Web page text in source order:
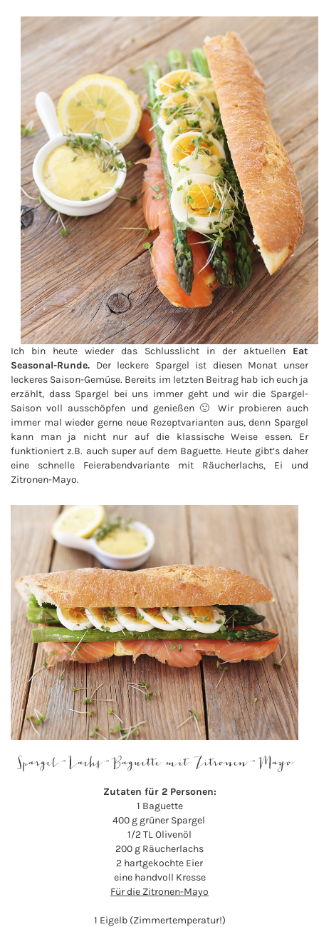
Ich bin heute wieder das Schlusslicht in der aktuellen Eat
Seasonal-Runde. Der leckere Spargel ist diesen Monat unser
leckeres Saison-Gemüse. Bereits im letzten Beitrag hab ich euch ja
erzählt, dass Spargel bei uns immer geht und wir die Spargel-
Saison voll ausschöpfen und genießen 🙂 Wir probieren auch
immer mal wieder gerne neue Rezeptvarianten aus, denn Spargel
kann man ja nicht nur auf die klassische Weise essen. Er
funktioniert z.B. auch super auf dem Baguette. Heute gibt’s daher
eine schnelle Feierabendvariante mit Räucherlachs, Ei und
Zitronen-Mayo.
Zutaten für 2 Personen:
1 Baguette
400 g grüner Spargel
1/2 TL Olivenöl
200 g Räucherlachs
2 hartgekochte Eier
eine handvoll Kresse
Für die Zitronen-Mayo
1 Eigelb (Zimmertemperatur!)